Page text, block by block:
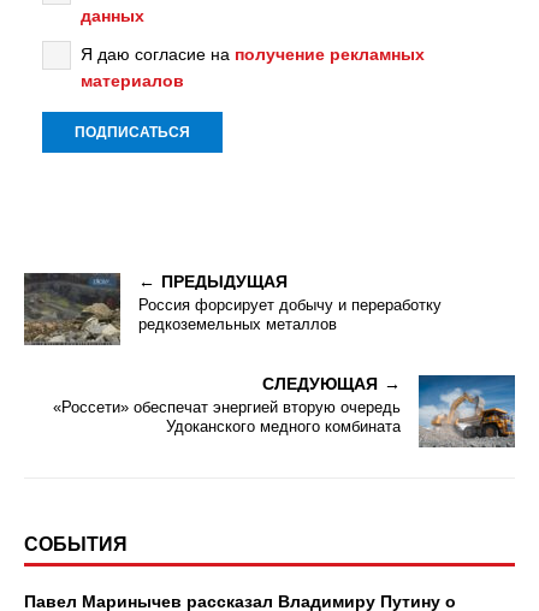
данных
Я даю согласие на получение рекламных
материалов
ПРЕДЫДУЩАЯ
Россия форсирует добычу и переработку
редкоземельных металлов
СЛЕДУЮЩАЯ
«Россети» обеспечат энергией вторую очередь
Удоканского медного комбината
СОБЫТИЯ
Павел Маринычев рассказал Владимиру Путину о